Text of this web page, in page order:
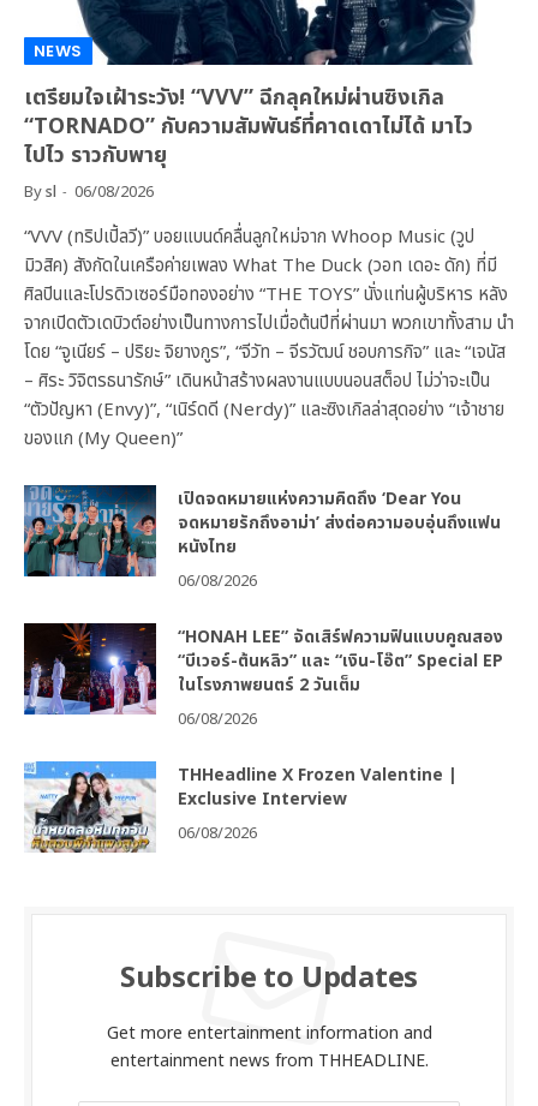
NEWS
เตรียมใจเฝ้าระวัง! “VVV” ฉีกลุคใหม่ผ่านซิงเกิล
“TORNADO” กับความสัมพันธ์ที่คาดเดาไม่ได้ มาไว
ไปไว ราวกับพายุ
Bysl 06/08/2026
“VVV (ทริปเปิ้ลวี)” บอยแบนด์คลื่นลูกใหม่จาก Whoop Music (วูป
มิวสิค) สังกัดในเครือค่ายเพลง What The Duck (วอท เดอะ ดัก) ที่มี
ศิลปินและโปรดิวเซอร์มือทองอย่าง “THE TOYS” นั่งแท่นผู้บริหาร หลัง
จากเปิดตัวเดบิวต์อย่างเป็นทางการไปเมื่อต้นปีที่ผ่านมา พวกเขาทั้งสาม นำ
โดย “จูเนียร์ – ปริยะ จิยางกูร”, “จีวัท – จีรวัฒน์ ชอบการกิจ” และ “เจนัส
– ศิระ วิจิตรธนารักษ์” เดินหน้าสร้างผลงานแบบนอนสต็อป ไม่ว่าจะเป็น
“ตัวปัญหา (Envy)”, “เนิร์ดดี (Nerdy)” และซิงเกิลล่าสุดอย่าง “เจ้าชาย
ของแก (My Queen)”
เปิดจดหมายแห่งความคิดถึง ‘Dear You
จดหมายรักถึงอาม่า’ ส่งต่อความอบอุ่นถึงแฟน
หนังไทย
06/08/2026
“HONAH LEE” จัดเสิร์ฟความฟินแบบคูณสอง
“บีเวอร์-ต้นหลิว” และ “เงิน-โอ๊ต” Special EP
ในโรงภาพยนตร์ 2 วันเต็ม
06/08/2026
THHeadline X Frozen Valentine |
Exclusive Interview
06/08/2026
Subscribe to Updates
Get more entertainment information and
entertainment news from THHEADLINE.